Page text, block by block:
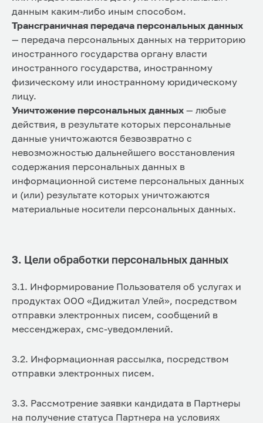
данным каким-либо иным способом.
Трансграничная передача персональных данных
— передача персональных данных на территорию
иностранного государства органу власти
иностранного государства, иностранному
физическому или иностранному юридическому
лицу.
Уничтожение персональных данных — любые
действия, в результате которых персональные
данные уничтожаются безвозвратно с
невозможностью дальнейшего восстановления
содержания персональных данных в
информационной системе персональных данных
и (или) результате которых уничтожаются
материальные носители персональных данных.
3. Цели обработки персональных данных
3.1. Информирование Пользователя об услугах и
продуктах ООО «Диджитал Улей», посредством
отправки электронных писем, сообщений в
мессенджерах, смс-уведомлений.
3.2. Информационная рассылка, посредством
отправки электронных писем.
3.3. Рассмотрение заявки кандидата в Партнеры
на получение статуса Партнера на условиях